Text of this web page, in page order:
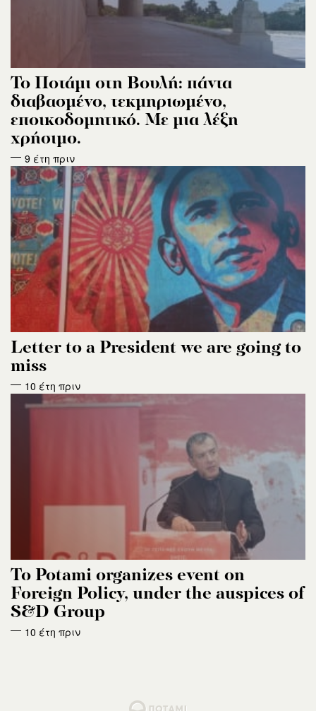
Το Ποτάμι στη Βουλή: πάντα
διαβασμένο, τεκμηριωμένο,
εποικοδομητικό. Με μια λέξη
χρήσιμο.
9 έτη πριν
Letter to a President we are going to
miss
10 έτη πριν
To Potami organizes event on
Foreign Policy, under the auspices of
S&D Group
10 έτη πριν